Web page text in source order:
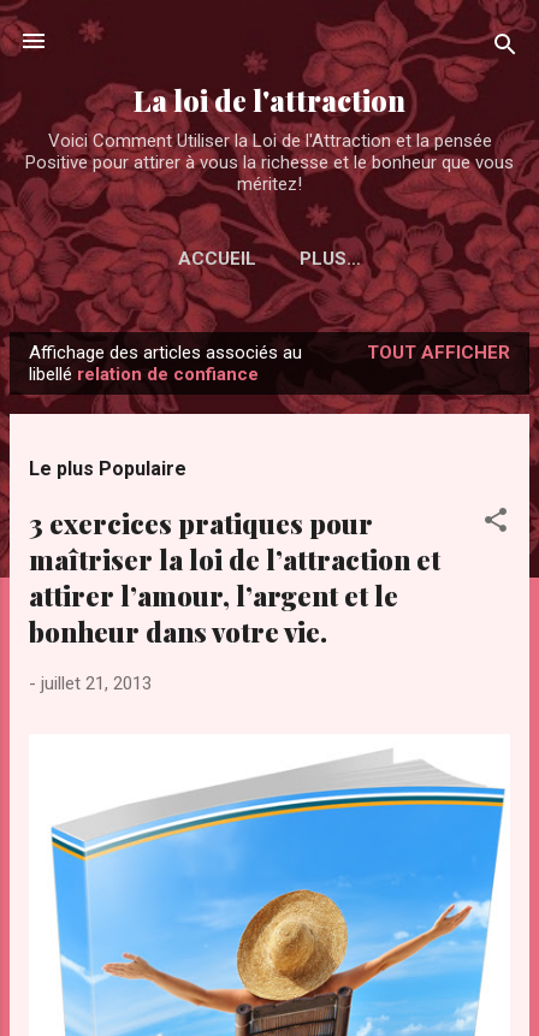
Accéder au contenu principal
La loi de l'attraction
Voici Comment Utiliser la Loi de l'Attraction et la pensée
Positive pour attirer à vous la richesse et le bonheur que vous
méritez!
ACCUEIL PLUS…
r
Affichage des articles associés au
libellé relation de confiance
TOUT AFFICHER
Le plus Populaire
3 exercices pratiques pour
maîtriser la loi de l’attraction et
attirer l’amour, l’argent et le
bonheur dans votre vie.
- juillet 21, 2013